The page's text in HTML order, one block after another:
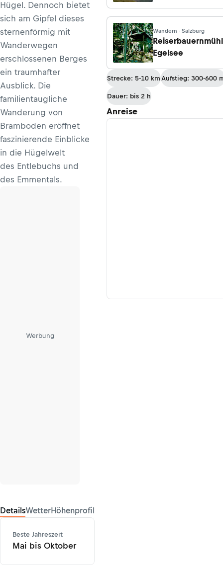
Hügel. Dennoch bietet
sich am Gipfel dieses
sternenförmig mit
Wanderwegen
erschlossenen Berges
ein traumhafter
Ausblick. Die
familientaugliche
Wanderung von
Bramboden eröffnet
faszinierende Einblicke
in die Hügelwelt
des Entlebuchs und
des Emmentals.
Werbung
DetailsWetterHöhenprofil
Beste Jahreszeit
Mai bis Oktober
Wandern · Salzburg
Egelsee
Strecke: 5-10 km Aufstieg: 300-600
Dauer: bis 2 h
Anreise